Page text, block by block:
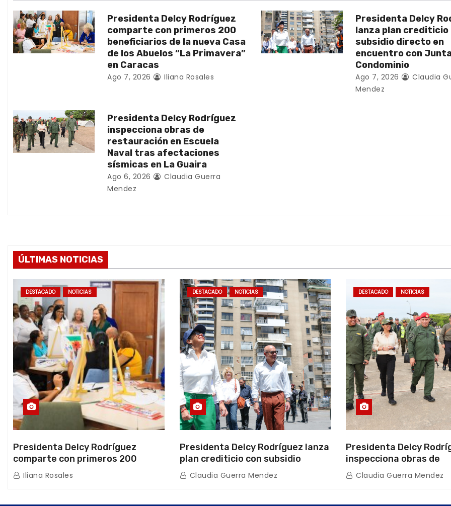
n
d
e
t
r
a
Presidenta Delcy Rodríguez
comparte con primeros 200
beneficiarios de la nueva Casa
de los Abuelos “La Primavera”
en Caracas
Ago 7, 2026 Iliana Rosales
Presidenta Delcy
lanza plan crediticio
subsidio directo en
encuentro con
Condominio
Ago 7, 2026
Claudia
Mendez
Presidenta Delcy Rodríguez
inspecciona obras de
restauración en Escuela
Naval tras afectaciones
sísmicas en La Guaira
Ago 6, 2026
Claudia Guerra
Mendez
ÚLTIMAS NOTICIAS
DESTACADO NOTICIAS
Presidenta Delcy Rodríguez
comparte con primeros 200
beneficiarios de la nueva Casa de
los Abuelos “La Primavera” en
Iliana Rosales
DESTACADO NOTICIAS
Presidenta Delcy Rodríguez lanza
plan crediticio con subsidio
directo en encuentro con Juntas
de Condominio
Claudia Guerra Mendez
DESTACADO NOTICIAS
Presidenta Delcy
inspecciona obras de
restauración en Escuela
tras afectaciones
Claudia Guerra Mendez